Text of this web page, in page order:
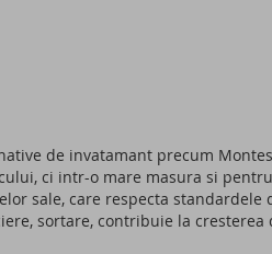
de invatamant precum
ci intr-o mare masura si
sale, care respecta
sortare, contribuie la